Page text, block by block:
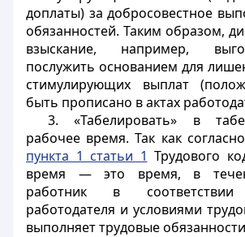
доплаты) за добросовестное
обязанностей. Таким образом,
взыскание, например,
послужить основанием для
стимулирующих выплат
быть прописано в актах
3. «Табелировать» в
рабочее время. Так как согласно
пункта 1 статьи 1 Трудового
время — это время, в
работник в
работодателя и условиями
выполняет трудовые